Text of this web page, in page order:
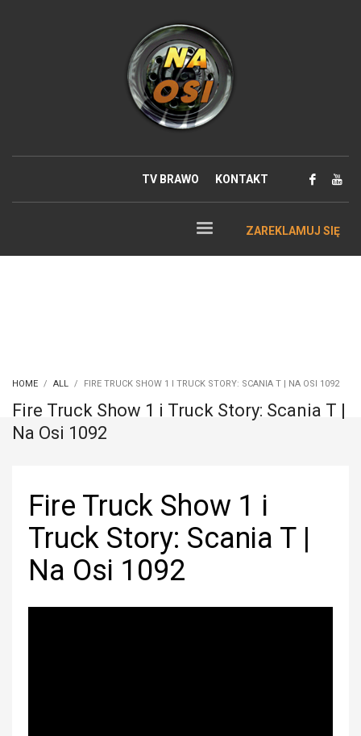
TV BRAWO KONTAKT
ZAREKLAMUJ SIĘ
HOME ALL FIRE TRUCK SHOW 1 I TRUCK STORY: SCANIA T | NA OSI 1092
Fire Truck Show 1 i Truck Story: Scania T |
Na Osi 1092
Fire Truck Show 1 i
Truck Story: Scania T |
Na Osi 1092